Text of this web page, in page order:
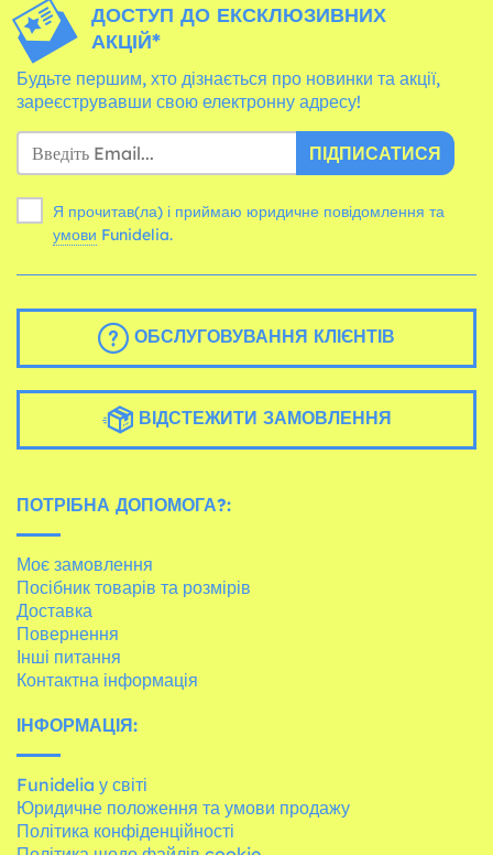
ДОСТУП ДО ЕКСКЛЮЗИВНИХ
АКЦІЙ*
Будьте першим, хто дізнається про новинки та акції,
зареєструвавши свою електронну адресу!
ПІДПИСАТИСЯ
Я прочитав(ла) і приймаю юридичне повідомлення та
умови Funidelia.
ОБСЛУГОВУВАННЯ КЛІЄНТІВ
ВІДСТЕЖИТИ ЗАМОВЛЕННЯ
ПОТРІБНА ДОПОМОГА?:
Моє замовлення
Посібник товарів та розмірів
Доставка
Повернення
Інші питання
Контактна інформація
ІНФОРМАЦІЯ:
Funidelia у світі
Юридичне положення та умови продажу
Політика конфіденційності